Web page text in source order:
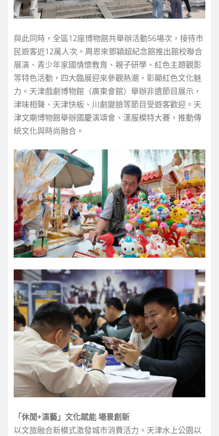
與此同時，全區12座博物館共舉辦活動56場次，接待市
民遊客近12萬人次。周恩來鄧穎超紀念館推出館校聯合
展演、青少年家國情懷教育、親子研學、紅色主題觀影
等特色活動，四大臨展迎來參觀熱潮，彰顯紅色文化魅
力。天津戲劇博物館（廣東會館）舉辦非遺節目展示，
津味相聲、天津快板、川劇變臉等節目受遊客歡迎。天
津文廟博物館舉辦國慶演頌會、漢服模特大賽，推動傳
統文化與時尚融合。
「休閒+演藝」文化賦能 場景創新
以文旅融合新模式激發城市消費活力。天津水上公園以